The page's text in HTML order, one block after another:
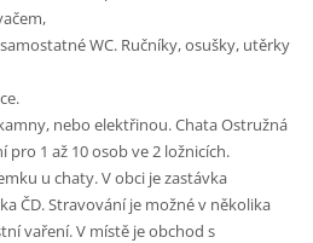
WC. Ručníky, osušky, utěrky
nebo elektřinou. Chata Ostružná
1 až 10 osob ve 2 ložnicích.
u chaty. V obci je zastávka
ČD. Stravování je možné v několika
vaření. V místě je obchod s